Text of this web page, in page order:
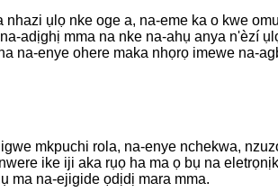
ụlọ nke oge a, na-eme ka o kwe
adịghị mma na nke na-ahụ anya n'èzí
na-enye ohere maka nhọrọ imewe na-
mkpuchi rola, na-enye nchekwa,
ike iji aka rụọ ha ma ọ bụ na
ma na-ejigide ọdịdị mara mma.